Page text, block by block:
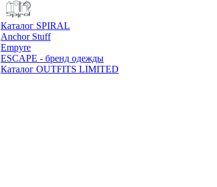
Каталог SPIRAL
Anchor Stuff
Empyre
ESCAPE - бренд одежды
Каталог OUTFITS LIMITED